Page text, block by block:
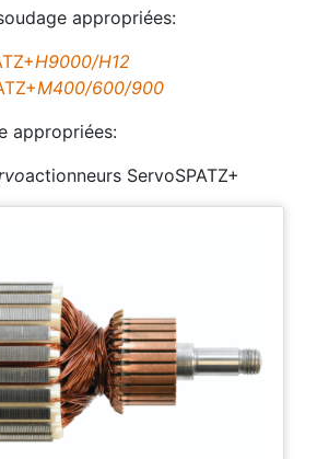
appropriées:
H9000/H12
M400/600/900
appropriées:
actionneurs ServoSPATZ+